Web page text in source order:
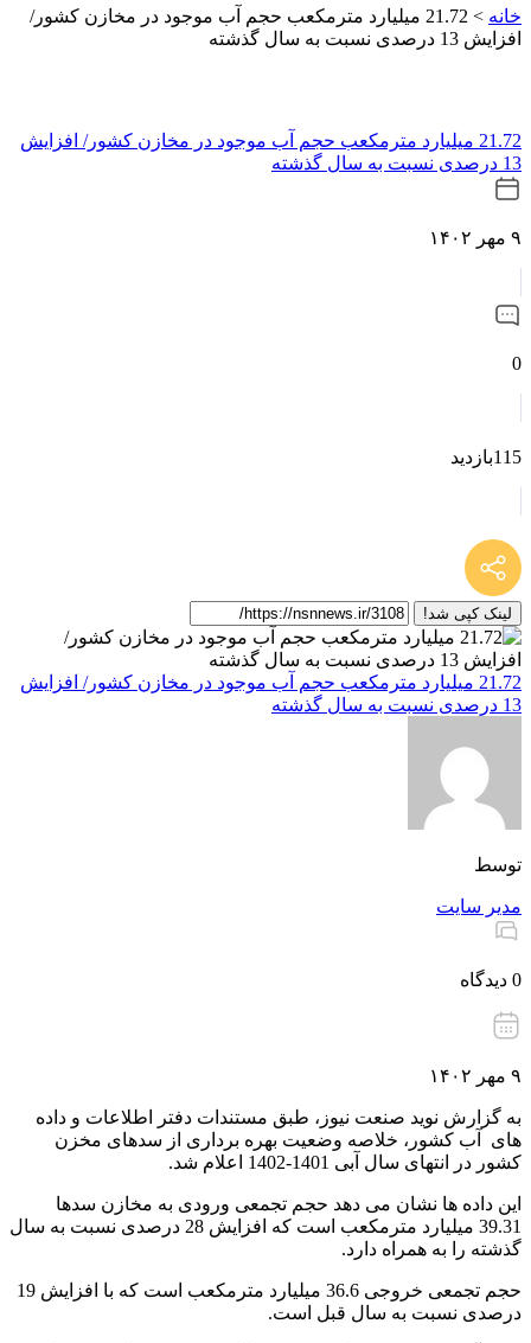
خانه >
21.72 میلیارد مترمکعب حجم آب موجود در مخازن کشور/
افزایش 13 درصدی نسبت به سال گذشته
21.72 میلیارد مترمکعب حجم آب موجود در مخازن کشور/ افزایش
13 درصدی نسبت به سال گذشته
۹ مهر ۱۴۰۲
0
115بازدید
لینک کپی شد!
21.72 میلیارد مترمکعب حجم آب موجود در مخازن کشور/ افزایش
13 درصدی نسبت به سال گذشته
توسط
مدیر سایت
0 دیدگاه
۹ مهر ۱۴۰۲
به گزارش نوید صنعت نیوز، طبق مستندات دفتر اطلاعات و داده
های آب کشور، خلاصه وضعیت بهره برداری از سدهای مخزن
کشور در انتهای سال آبی 1401-1402 اعلام شد.
این داده ها نشان می دهد حجم تجمعی ورودی به مخازن سدها
39.31 میلیارد مترمکعب است که افزایش 28 درصدی نسبت به سال
گذشته را به همراه دارد.
حجم تجمعی خروجی 36.6 میلیارد مترمکعب است که با افزایش 19
درصدی نسبت به سال قبل است.